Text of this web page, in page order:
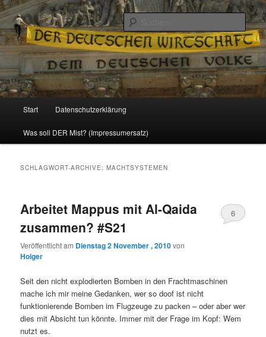
Reizzentrum
Politik, Wirtschaft, Soziales und Gesellschaft
Zum
Inhalt
Zum
sekundären
Start Datenschutzerklärung
Was soll DER Mist? (Impressumersatz)
SCHLAGWORT-ARCHIVE:MACHTSYSTEMEN
Arbeitet Mappus mit Al-Qaida
zusammen? #S21
Veröffentlicht am Dienstag 2 November , 2010von
Holger
6
Seit den nicht explodierten Bomben in den Frachtmaschinen
mache ich mir meine Gedanken, wer so doof ist nicht
funktionierende Bomben im Flugzeuge zu packen – oder aber wer
dies mit Absicht tun könnte. Immer mit der Frage im Kopf: Wem
nutzt es.